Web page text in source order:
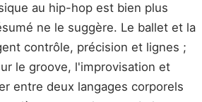
au hip-hop est bien plus
ne le suggère. Le ballet et la
contrôle, précision et lignes ;
le groove, l'improvisation et
entre deux langages corporels